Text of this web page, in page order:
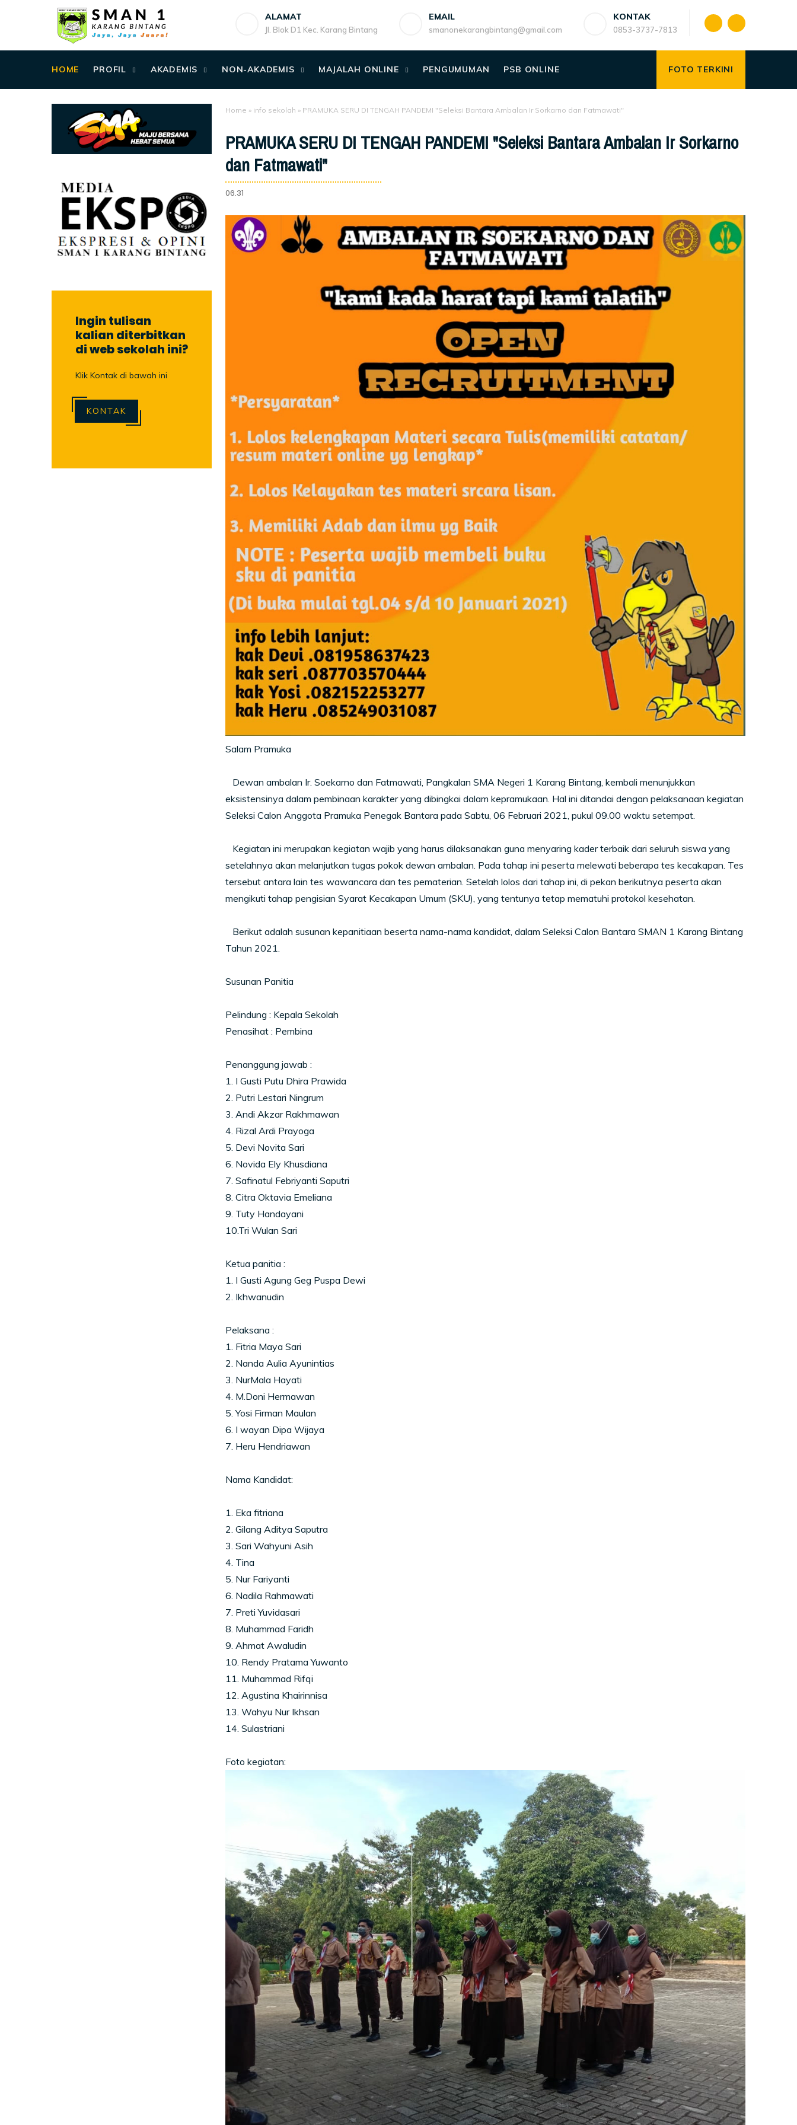
ALAMAT
Jl. Blok D1 Kec. Karang Bintang
EMAIL
smanonekarangbintang@gmail.com
KONTAK
0853-3737-7813
HOME PROFIL AKADEMIS NON-AKADEMIS MAJALAH ONLINE PENGUMUMAN PSB ONLINE FOTO TERKINI
Home » info sekolah » PRAMUKA SERU DI TENGAH PANDEMI "Seleksi Bantara Ambalan Ir Sorkarno dan Fatmawati"
PRAMUKA SERU DI TENGAH PANDEMI "Seleksi Bantara Ambalan Ir Sorkarno
dan Fatmawati"
06.31
Salam Pramuka
Dewan ambalan Ir. Soekarno dan Fatmawati, Pangkalan SMA Negeri 1 Karang Bintang, kembali menunjukkan
eksistensinya dalam pembinaan karakter yang dibingkai dalam kepramukaan. Hal ini ditandai dengan pelaksanaan kegiatan
Seleksi Calon Anggota Pramuka Penegak Bantara pada Sabtu, 06 Februari 2021, pukul 09.00 waktu setempat.
Kegiatan ini merupakan kegiatan wajib yang harus dilaksanakan guna menyaring kader terbaik dari seluruh siswa yang
setelahnya akan melanjutkan tugas pokok dewan ambalan. Pada tahap ini peserta melewati beberapa tes kecakapan. Tes
tersebut antara lain tes wawancara dan tes pematerian. Setelah lolos dari tahap ini, di pekan berikutnya peserta akan
mengikuti tahap pengisian Syarat Kecakapan Umum (SKU), yang tentunya tetap mematuhi protokol kesehatan.
Berikut adalah susunan kepanitiaan beserta nama-nama kandidat, dalam Seleksi Calon Bantara SMAN 1 Karang Bintang
Tahun 2021.
Susunan Panitia
Pelindung : Kepala Sekolah
Penasihat : Pembina
Penanggung jawab :
1. I Gusti Putu Dhira Prawida
2. Putri Lestari Ningrum
3. Andi Akzar Rakhmawan
4. Rizal Ardi Prayoga
5. Devi Novita Sari
6. Novida Ely Khusdiana
7. Safinatul Febriyanti Saputri
8. Citra Oktavia Emeliana
9. Tuty Handayani
10.Tri Wulan Sari
Ketua panitia :
1. I Gusti Agung Geg Puspa Dewi
2. Ikhwanudin
Pelaksana :
1. Fitria Maya Sari
2. Nanda Aulia Ayunintias
3. NurMala Hayati
4. M.Doni Hermawan
5. Yosi Firman Maulan
6. I wayan Dipa Wijaya
7. Heru Hendriawan
Nama Kandidat:
1. Eka fitriana
2. Gilang Aditya Saputra
3. Sari Wahyuni Asih
4. Tina
5. Nur Fariyanti
6. Nadila Rahmawati
7. Preti Yuvidasari
8. Muhammad Faridh
9. Ahmat Awaludin
10. Rendy Pratama Yuwanto
11. Muhammad Rifqi
12. Agustina Khairinnisa
13. Wahyu Nur Ikhsan
14. Sulastriani
Foto kegiatan:
Ingin tulisan
kalian diterbitkan
di web sekolah ini?
Klik Kontak di bawah ini
KONTAK